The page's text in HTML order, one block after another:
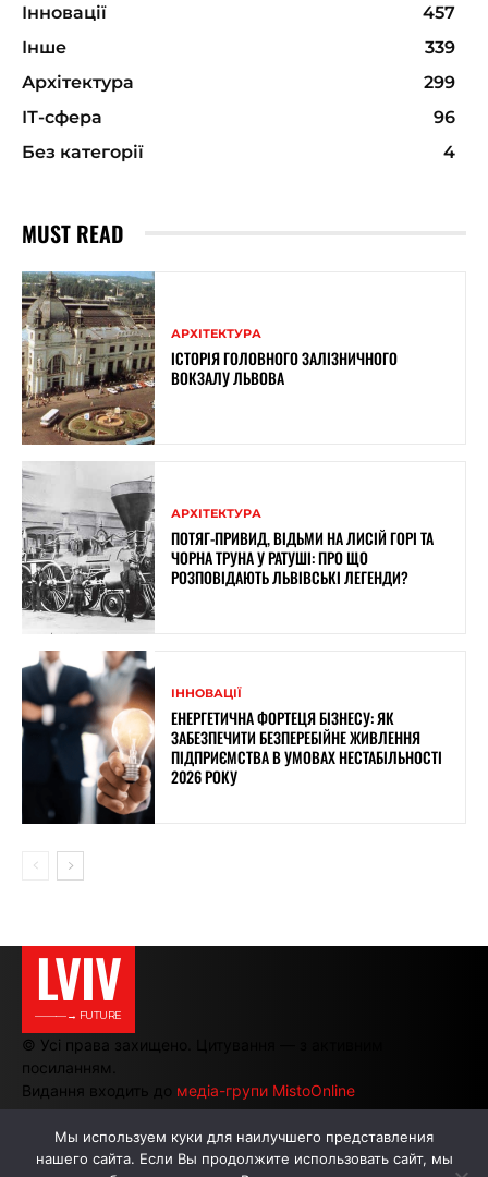
Інновації
457
Інше
339
Архітектура
299
ІТ-сфера
96
Без категорії
4
MUST READ
АРХІТЕКТУРА
ІСТОРІЯ ГОЛОВНОГО ЗАЛІЗНИЧНОГО
ВОКЗАЛУ ЛЬВОВА
АРХІТЕКТУРА
ПОТЯГ-ПРИВИД, ВІДЬМИ НА ЛИСІЙ ГОРІ ТА
ЧОРНА ТРУНА У РАТУШІ: ПРО ЩО
РОЗПОВІДАЮТЬ ЛЬВІВСЬКІ ЛЕГЕНДИ?
ІННОВАЦІЇ
ЕНЕРГЕТИЧНА ФОРТЕЦЯ БІЗНЕСУ: ЯК
ЗАБЕЗПЕЧИТИ БЕЗПЕРЕБІЙНЕ ЖИВЛЕННЯ
ПІДПРИЄМСТВА В УМОВАХ НЕСТАБІЛЬНОСТІ
2026 РОКУ
LVIV
———→ FUTURE
© Усі права захищено. Цитування — з активним
посиланням.
Видання входить до медіа-групи MistoOnline
АВТОРИ РЕКЛАМА НА САЙТІ
Мы используем куки для наилучшего представления
нашего сайта. Если Вы продолжите использовать сайт, мы